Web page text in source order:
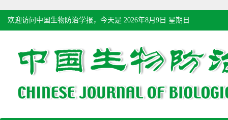
欢迎访问中国生物防治学报，今天是 2026年8月9日 星期日